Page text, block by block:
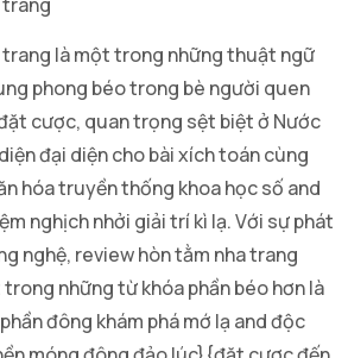
trang là một trong những thuật ngữ
phong béo trong bè người quen
cược, quan trọng sệt biệt ở Nước
đại diện cho bài xích toán cùng
hóa truyền thống khoa học số and
nghịch nhởi giải trí kì lạ. Với sự phát
nghệ, review hòn tằm nha trang
những từ khóa phần béo hơn là
đông khám phá mớ lạ and độc